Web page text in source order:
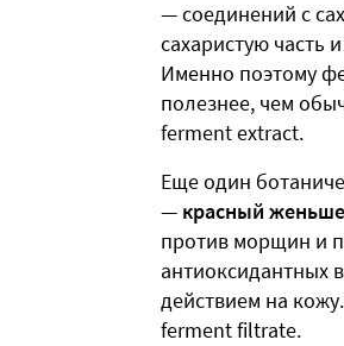
— соединений с
сахаристую часть
Именно поэтому
полезнее, чем
ferment extract.
Еще один
— красный
против морщин и
антиоксидантных
действием на
ferment filtrate.